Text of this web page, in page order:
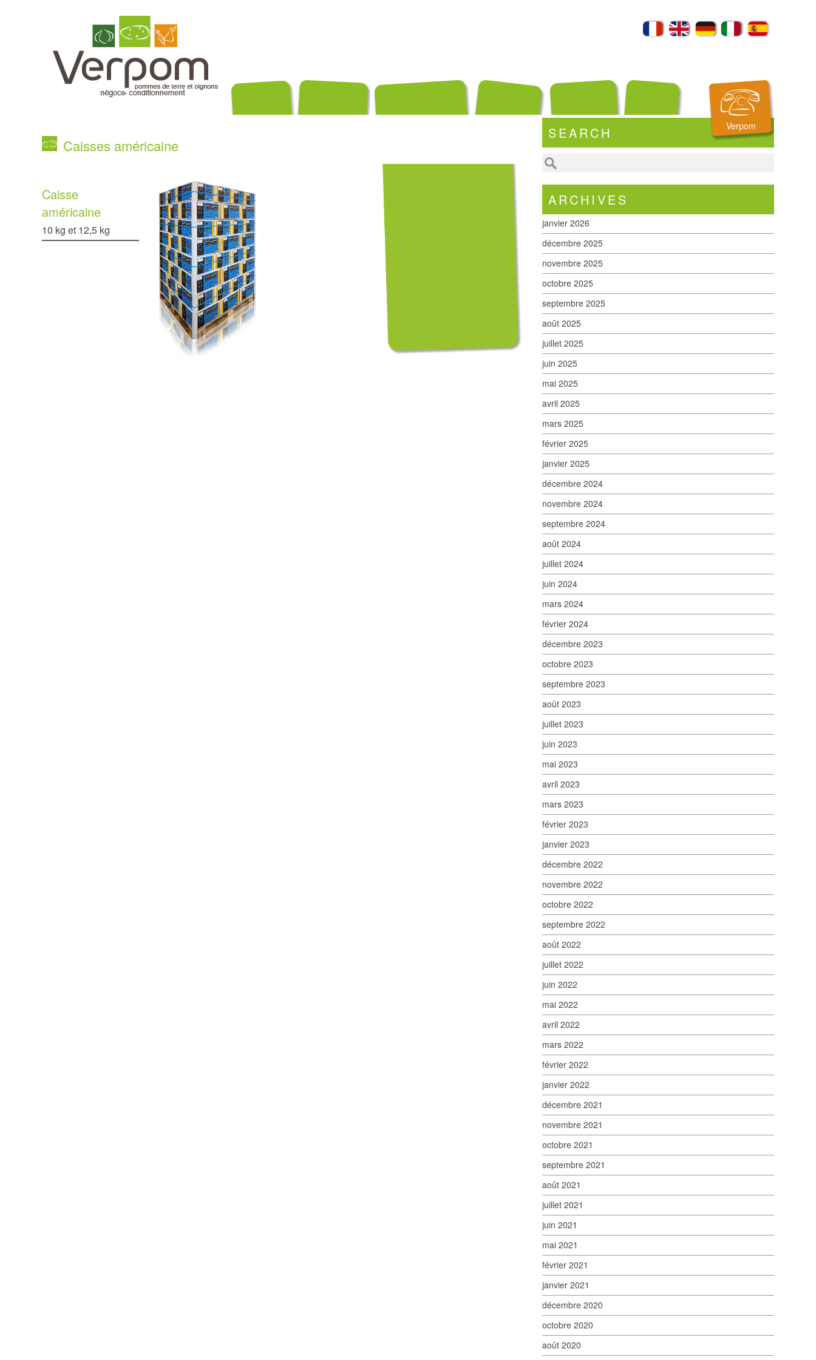
Verpom
Caisses américaine
Caisse
américaine
10 kg et 12,5 kg
SEARCH
ARCHIVES
janvier 2026
décembre 2025
novembre 2025
octobre 2025
septembre 2025
août 2025
juillet 2025
juin 2025
mai 2025
avril 2025
mars 2025
février 2025
janvier 2025
décembre 2024
novembre 2024
septembre 2024
août 2024
juillet 2024
juin 2024
mars 2024
février 2024
décembre 2023
octobre 2023
septembre 2023
août 2023
juillet 2023
juin 2023
mai 2023
avril 2023
mars 2023
février 2023
janvier 2023
décembre 2022
novembre 2022
octobre 2022
septembre 2022
août 2022
juillet 2022
juin 2022
mai 2022
avril 2022
mars 2022
février 2022
janvier 2022
décembre 2021
novembre 2021
octobre 2021
septembre 2021
août 2021
juillet 2021
juin 2021
mai 2021
février 2021
janvier 2021
décembre 2020
octobre 2020
août 2020